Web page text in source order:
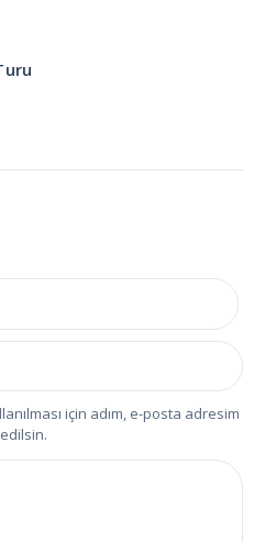
için adım, e-posta adresim